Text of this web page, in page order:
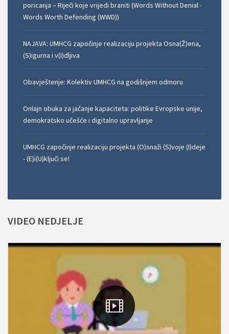
poricanja – Riječi koje vrijedi braniti (Words Without Denial -
Words Worth Defending (WWD))
NAJAVA: UMHCG započinje realizaciju projekta Osna(Ž)ena,
(S)igurna i v(I)dljiva
Obavještenje: Kolektiv UMHCG na godišnjem odmoru
Onlajn obuka za jačanje kapaciteta: politike Evropske unije,
demokratsko učešće i digitalno upravljanje
UMHCG započinje realizaciju projekta (O)snaži (S)voje (I)deje
- (E)i(U)ključi se!
VIDEO NEDJELJE